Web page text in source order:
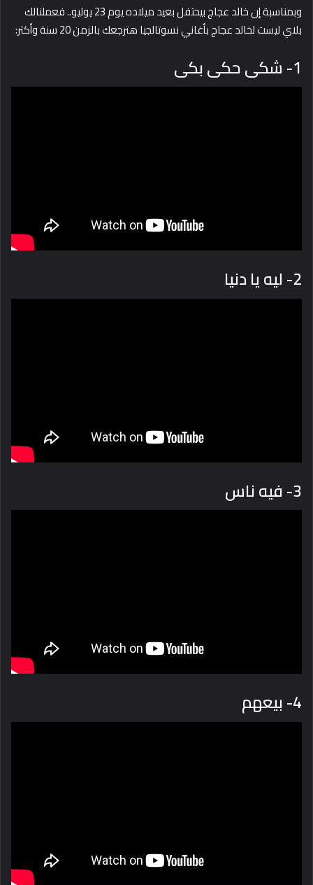
وبمناسبة إن خالد عجاج بيحتفل بعيد ميلاده يوم 23 يوليو.. فعملنالك
بلاي ليست لخالد عجاج بأغاني نسوتالجيا هترجعك بالزمن 20 سنة وأكتر:
1- شكى حكى بكى
2- ليه يا دنيا
3- فيه ناس
4- بيعهم